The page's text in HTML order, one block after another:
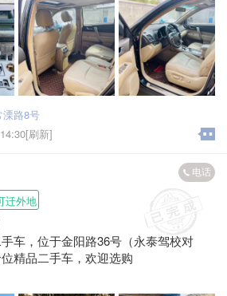
路8号
刷新]
电话
迁外地
车，位于金阳路36号（永泰驾校对
精品二手车，欢迎选购